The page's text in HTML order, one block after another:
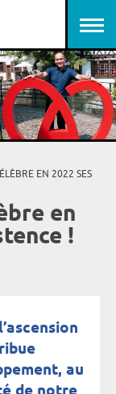
EN 2022 SES
en
!
au